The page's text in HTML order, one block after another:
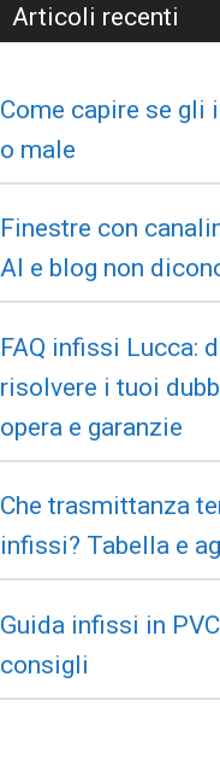
Articoli recenti
Come capire se
o male
Finestre con
AI e blog non
FAQ infissi Lucca:
risolvere i tuoi
opera e garanzie
Che trasmittanza
infissi? Tabella e
Guida infissi in
consigli